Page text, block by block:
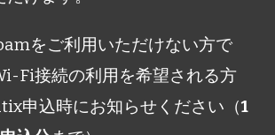
をご利用いただけない方で
Fi接続の利用を希望される方
申込時にお知らせください（1